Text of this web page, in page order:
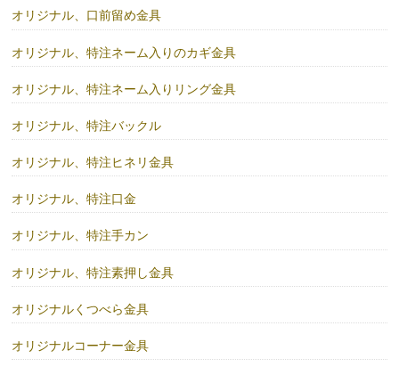
オリジナル、口前留め金具
オリジナル、特注ネーム入りのカギ金具
オリジナル、特注ネーム入りリング金具
オリジナル、特注バックル
オリジナル、特注ヒネリ金具
オリジナル、特注口金
オリジナル、特注手カン
オリジナル、特注素押し金具
オリジナルくつべら金具
オリジナルコーナー金具